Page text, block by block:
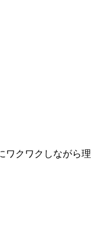
クワクしながら